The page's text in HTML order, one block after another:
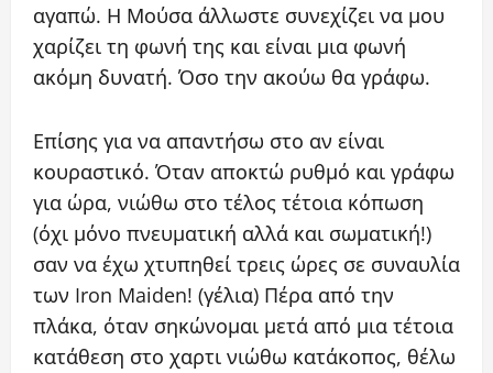
αγαπώ. Η Μούσα άλλωστε συνεχίζει να μου
χαρίζει τη φωνή της και είναι μια φωνή
ακόμη δυνατή. Όσο την ακούω θα γράφω.
Επίσης για να απαντήσω στο αν είναι
κουραστικό. Όταν αποκτώ ρυθμό και γράφω
για ώρα, νιώθω στο τέλος τέτοια κόπωση
(όχι μόνο πνευματική αλλά και σωματική!)
σαν να έχω χτυπηθεί τρεις ώρες σε συναυλία
των Iron Maiden! (γέλια) Πέρα από την
πλάκα, όταν σηκώνομαι μετά από μια τέτοια
κατάθεση στο χαρτι νιώθω κατάκοπος, θέλω